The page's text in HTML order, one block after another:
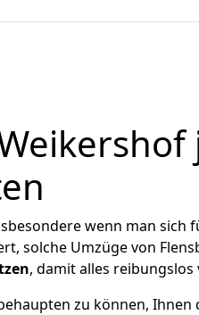
wenn man sich
solche Umzüge von
, damit alles
zu können,